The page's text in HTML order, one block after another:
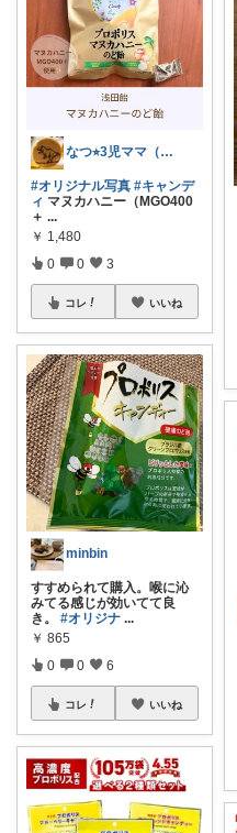
なつ⭐︎3児ママ（4. 7. 8歳）
#オリジナル写真 #キャンデ
ィ マヌカハニー（MGO400
＋ ...
￥ 1,480
0 0 3
コレ いいね
minbin
すすめられて購入。喉に沁
みてる感じが効いてて良
き。 #オリジナ ...
￥ 865
0 0 6
コレ いいね